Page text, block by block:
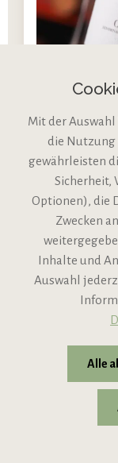
Chianti
Badia a
Einzellage -
Auf
Lager 53
Sofort verfügbar
Mit der
die Nutzung
gewährleisten
Sicherheit,
Optionen), die
Zwecken
Inhalte und
Auswahl
Alle